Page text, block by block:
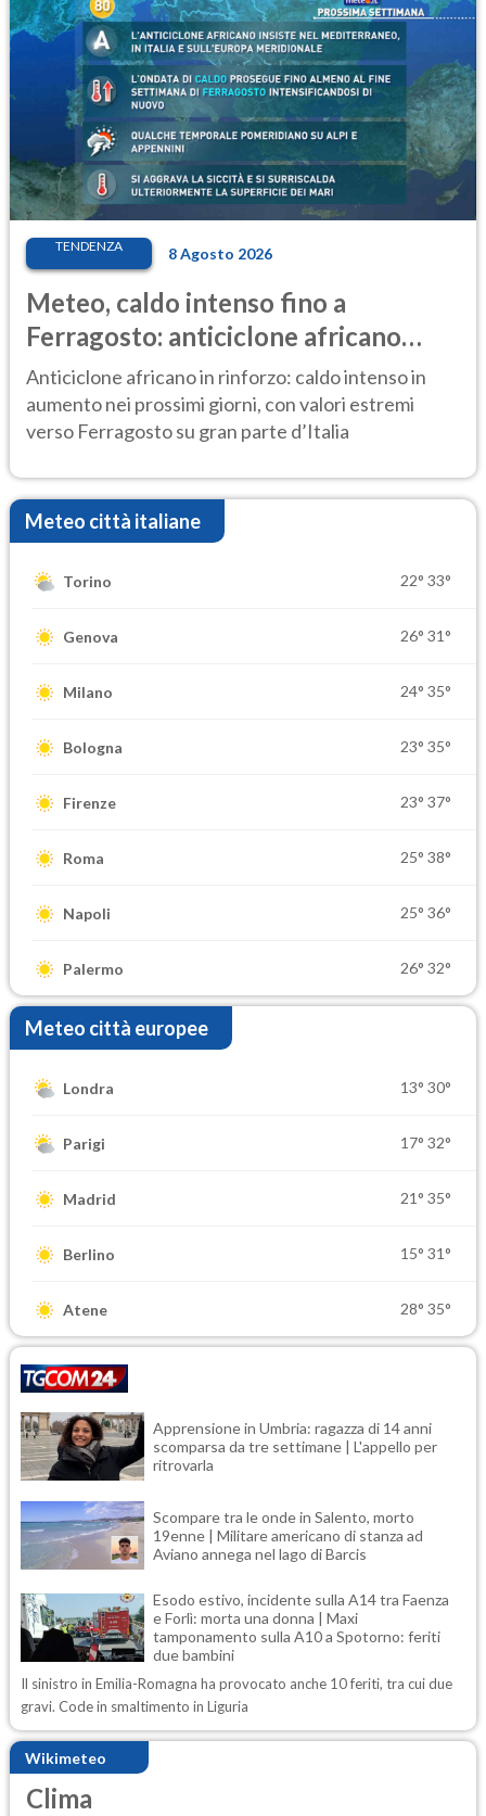
TENDENZA 8 Agosto 2026
Meteo, caldo intenso fino a
Ferragosto: anticiclone africano
ancora protagonista
Anticiclone africano in rinforzo: caldo intenso in
aumento nei prossimi giorni, con valori estremi
verso Ferragosto su gran parte d’Italia
Meteo città italiane
Torino 22° 33°
Genova 26° 31°
Milano 24° 35°
Bologna 23° 35°
Firenze 23° 37°
Roma 25° 38°
Napoli 25° 36°
Palermo 26° 32°
Meteo città europee
Londra 13° 30°
Parigi 17° 32°
Madrid 21° 35°
Berlino 15° 31°
Atene 28° 35°
Apprensione in Umbria: ragazza di 14 anni
scomparsa da tre settimane | L'appello per
ritrovarla
Scompare tra le onde in Salento, morto
19enne | Militare americano di stanza ad
Aviano annega nel lago di Barcis
Esodo estivo, incidente sulla A14 tra Faenza
e Forlì: morta una donna | Maxi
tamponamento sulla A10 a Spotorno: feriti
due bambini
Il sinistro in Emilia-Romagna ha provocato anche 10 feriti, tra cui due
gravi. Code in smaltimento in Liguria
Wikimeteo
Clima